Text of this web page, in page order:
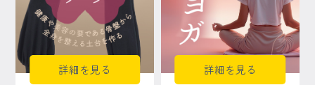
詳細を見る 詳細を見る